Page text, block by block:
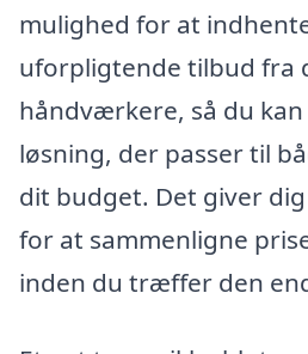
mulighed for at
uforpligtende tilbud fra
håndværkere, så du
løsning, der passer til
dit budget. Det giver
for at sammenligne
inden du træffer den